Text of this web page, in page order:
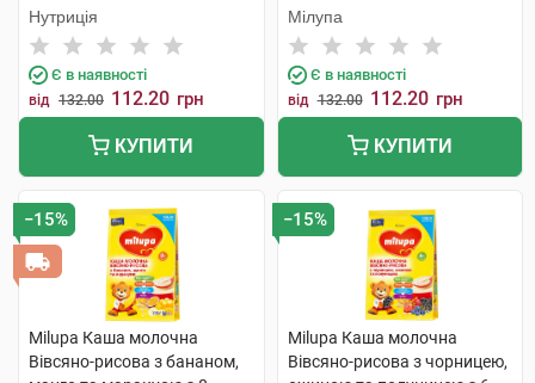
пакет
Нутриція
Є в наявності
від 132.00 112.20 грн
КУПИТИ
1 пакет
Мілупа
Є в наявності
від 132.00 112.20 грн
КУПИТИ
−15%
Milupa Каша молочна
Вівсяно-рисова з бананом,
−15%
Milupa Каша молочна
Вівсяно-рисова з чорницею,